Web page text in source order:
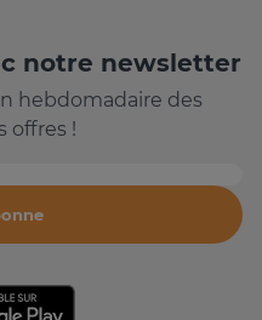
notre newsletter
hebdomadaire des
offres !